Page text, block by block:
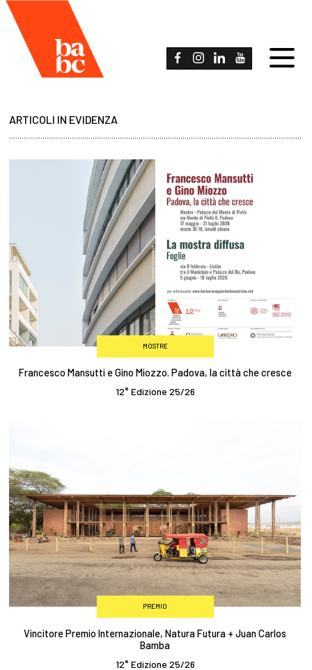
ARTICOLI IN EVIDENZA
MOSTRE
Francesco Mansutti e Gino Miozzo. Padova, la città che cresce
12° Edizione 25/26
PREMIO
Vincitore Premio Internazionale, Natura Futura + Juan Carlos
Bamba
12° Edizione 25/26